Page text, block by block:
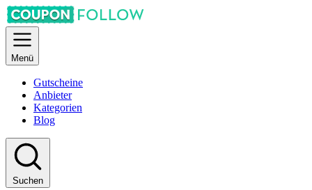
Menü
Gutscheine
Anbieter
Kategorien
Blog
Suchen